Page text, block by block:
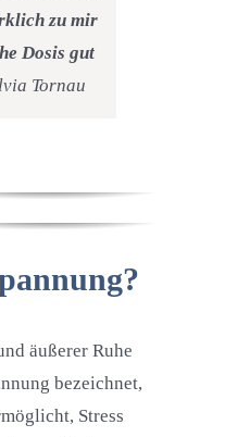
zu mir
Dosis gut
Tornau
äußerer Ruhe
bezeichnet,
Stress